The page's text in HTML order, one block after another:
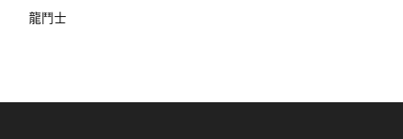
龍鬥士